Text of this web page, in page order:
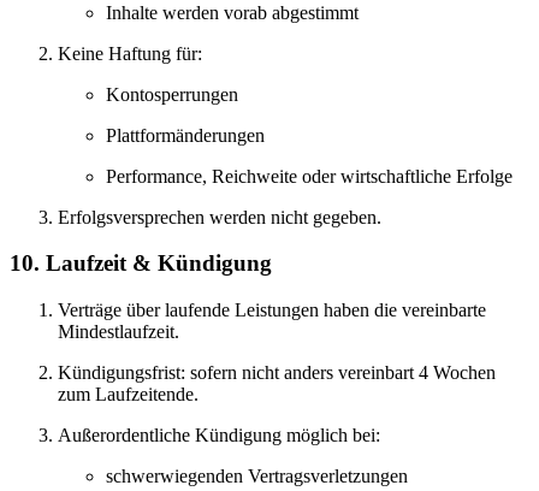
Inhalte werden vorab abgestimmt
Keine Haftung für:
Kontosperrungen
Plattformänderungen
Performance, Reichweite oder wirtschaftliche Erfolge
Erfolgsversprechen werden nicht gegeben.
10. Laufzeit & Kündigung
Verträge über laufende Leistungen haben die vereinbarte
Mindestlaufzeit.
Kündigungsfrist: sofern nicht anders vereinbart 4 Wochen
zum Laufzeitende.
Außerordentliche Kündigung möglich bei:
schwerwiegenden Vertragsverletzungen